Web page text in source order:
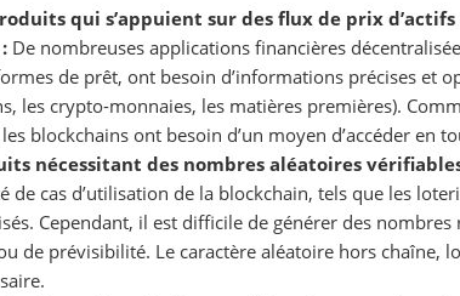
qui s’appuient sur des flux de prix
De nombreuses applications financières
de prêt, ont besoin d’informations précises et
les crypto-monnaies, les matières premières).
blockchains ont besoin d’un moyen d’accéder en
nécessitant des nombres aléatoires
de cas d’utilisation de la blockchain, tels que les
Cependant, il est difficile de générer des
de prévisibilité. Le caractère aléatoire hors chaîne,